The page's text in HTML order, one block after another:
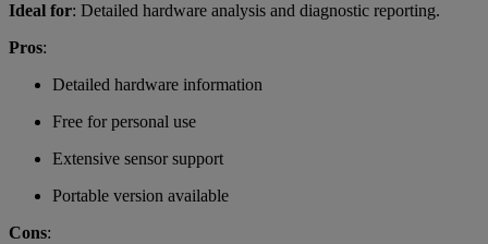
Ideal for: Detailed hardware analysis and diagnostic reporting.
Pros:
Detailed hardware information
Free for personal use
Extensive sensor support
Portable version available
Cons: